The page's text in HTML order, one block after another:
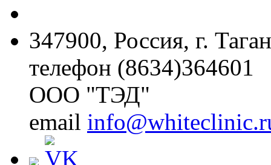
347900, Россия, г.
телефон (8634)364601
ООО "ТЭД"
email